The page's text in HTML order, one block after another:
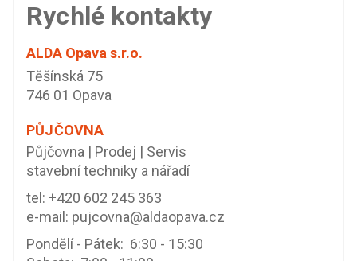
Rychlé kontakty
ALDA Opava s.r.o.
Těšínská 75
746 01 Opava
PŮJČOVNA
Půjčovna | Prodej | Servis
stavební techniky a nářadí
tel: +420 602 245 363
e-mail: pujcovna@aldaopava.cz
Pondělí - Pátek: 6:30 - 15:30